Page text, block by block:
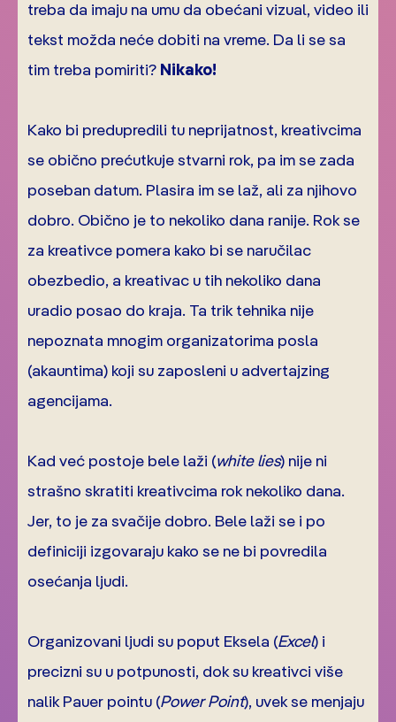
treba da imaju na umu da obećani vizual, video ili
tekst možda neće dobiti na vreme. Da li se sa
tim treba pomiriti? Nikako!
Kako bi predupredili tu neprijatnost, kreativcima
se obično prećutkuje stvarni rok, pa im se zada
poseban datum. Plasira im se laž, ali za njihovo
dobro. Obično je to nekoliko dana ranije. Rok se
za kreativce pomera kako bi se naručilac
obezbedio, a kreativac u tih nekoliko dana
uradio posao do kraja. Ta trik tehnika nije
nepoznata mnogim organizatorima posla
(akauntima) koji su zaposleni u advertajzing
agencijama.
Kad već postoje bele laži (white lies) nije ni
strašno skratiti kreativcima rok nekoliko dana.
Jer, to je za svačije dobro. Bele laži se i po
definiciji izgovaraju kako se ne bi povredila
osećanja ljudi.
Organizovani ljudi su poput Eksela (Excel) i
precizni su u potpunosti, dok su kreativci više
nalik Pauer pointu (Power Point), uvek se menjaju